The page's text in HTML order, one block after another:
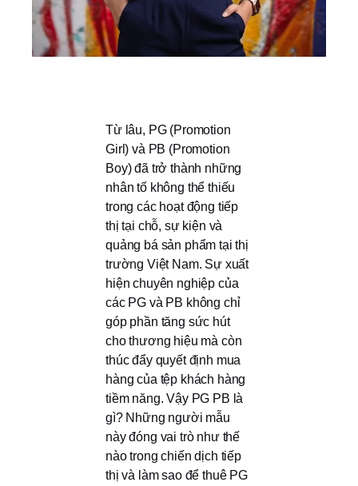
Từ lâu, PG (Promotion
Girl) và PB (Promotion
Boy) đã trở thành những
nhân tố không thể thiếu
trong các hoạt động tiếp
thị tại chỗ, sự kiện và
quảng bá sản phẩm tại thị
trường Việt Nam. Sự xuất
hiện chuyên nghiệp của
các PG và PB không chỉ
góp phần tăng sức hút
cho thương hiệu mà còn
thúc đẩy quyết định mua
hàng của tệp khách hàng
tiềm năng. Vậy PG PB là
gì? Những người mẫu
này đóng vai trò như thế
nào trong chiến dịch tiếp
thị và làm sao để thuê PG